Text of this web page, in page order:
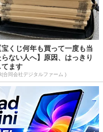
宝くじ何年も買って一度も当
らない人へ】原因、はっきり
てます
合同会社デジタルファーム )